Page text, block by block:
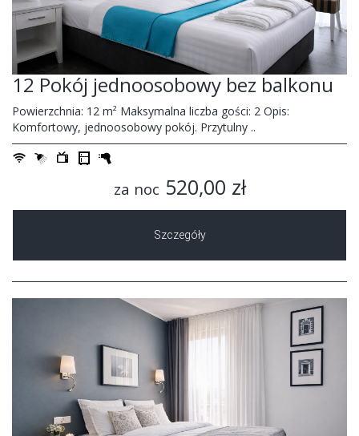
12 Pokój jednoosobowy bez balkonu
Powierzchnia: 12 m² Maksymalna liczba gości: 2 Opis:
Komfortowy, jednoosobowy pokój. Przytulny ..
za noc 520,00 zł
Szczegóły